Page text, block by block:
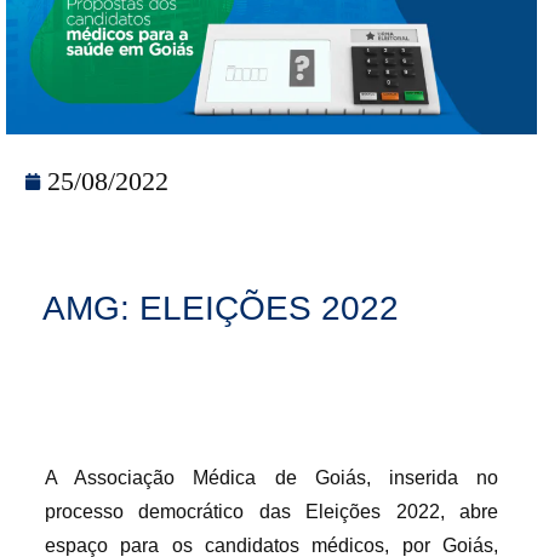
25/08/2022
AMG: ELEIÇÕES 2022
A Associação Médica de Goiás, inserida no
processo democrático das Eleições 2022, abre
espaço para os candidatos médicos, por Goiás,